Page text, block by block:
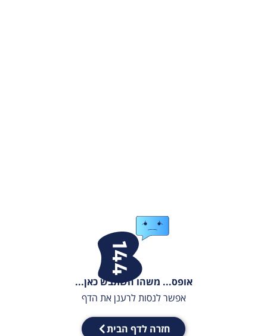
אופס... משהו השתבש כאן...
אפשר לנסות לרענן את הדף
חזרה לדף הבית